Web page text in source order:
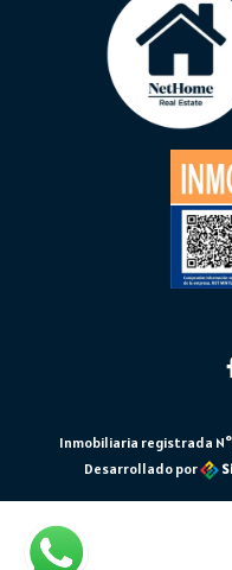
Inmobiliaria registrada
Desarrollado por